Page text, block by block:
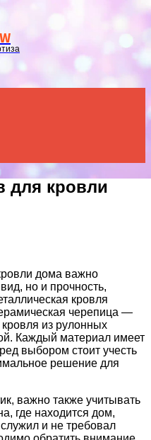
для кровли
дома важно
но и прочность,
кровля
черепица —
из рулонных
Каждый материал имеет
выбором стоит учесть
решение для
важно также учитывать
где находится дом,
и не требовал